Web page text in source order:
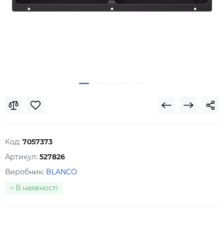
Код: 7057373
Артикул: 527826
Виробник: BLANCO
В наявності